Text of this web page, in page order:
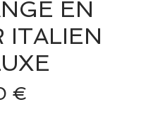
EN
ITALIEN
€